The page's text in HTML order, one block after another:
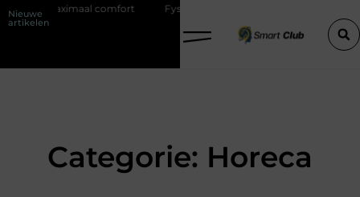
Nieuwe
artikelen
maximaal comfort Fysio Bleiswijk: professionele
Categorie: Horeca